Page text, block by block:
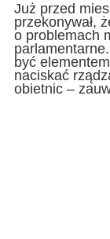
Już przed
przekonywał,
o problemach
być
naciskać
obietnic –